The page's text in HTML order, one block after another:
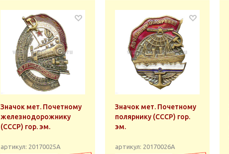
Значок мет. Почетному
железнодорожнику
(СССР) гор. эм.
артикул: 20170025А
Значок мет. Почетному
полярнику (СССР) гор.
эм.
артикул: 20170026А